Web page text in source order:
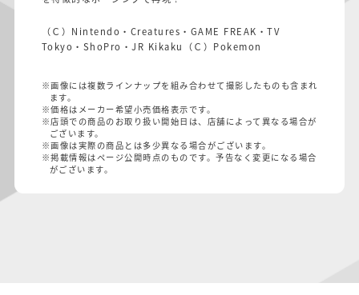
（Ｃ）Nintendo・Creatures・GAME FREAK・TV
Tokyo・ShoPro・JR Kikaku（Ｃ）Pokemon
※画像には複数ラインナップを組み合わせて撮影したものも含まれ
ます。
※価格はメーカー希望小売価格表示です。
※店頭での商品のお取り扱い開始日は、店舗によって異なる場合が
ございます。
※画像は実際の商品とは多少異なる場合がございます。
※掲載情報はページ公開時点のものです。予告なく変更になる場合
がございます。